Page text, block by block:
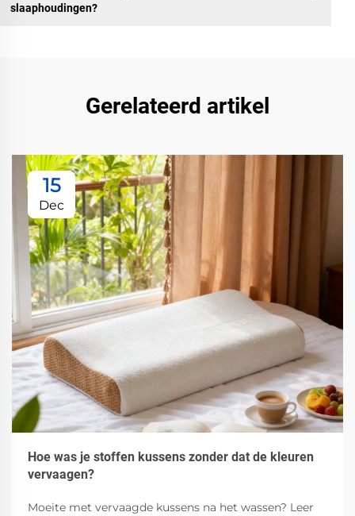
slaaphoudingen?
Gerelateerd artikel
15
Dec
Hoe was je stoffen kussens zonder dat de kleuren
vervaagen?
Moeite met vervaagde kussens na het wassen? Leer